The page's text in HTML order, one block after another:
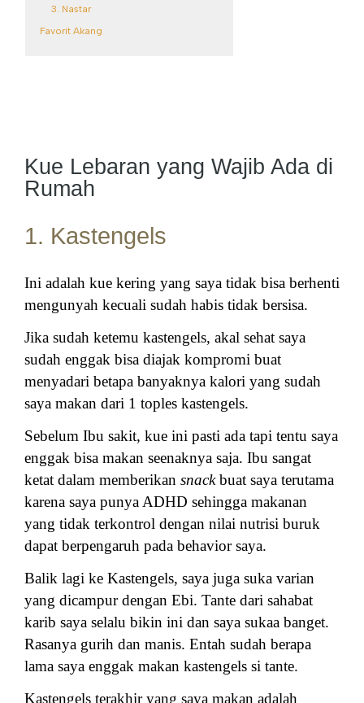
3. Nastar
Favorit Akang
Kue Lebaran yang Wajib Ada di
Rumah
1. Kastengels
Ini adalah kue kering yang saya tidak bisa berhenti
mengunyah kecuali sudah habis tidak bersisa.
Jika sudah ketemu kastengels, akal sehat saya
sudah enggak bisa diajak kompromi buat
menyadari betapa banyaknya kalori yang sudah
saya makan dari 1 toples kastengels.
Sebelum Ibu sakit, kue ini pasti ada tapi tentu saya
enggak bisa makan seenaknya saja. Ibu sangat
ketat dalam memberikan snackbuat saya terutama
karena saya punya ADHD sehingga makanan
yang tidak terkontrol dengan nilai nutrisi buruk
dapat berpengaruh pada behavior saya.
Balik lagi ke Kastengels, saya juga suka varian
yang dicampur dengan Ebi. Tante dari sahabat
karib saya selalu bikin ini dan saya sukaa banget.
Rasanya gurih dan manis. Entah sudah berapa
lama saya enggak makan kastengels si tante.
Kastengels terakhir yang saya makan adalah